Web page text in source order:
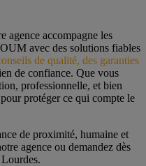
agence accompagne les
avec des solutions fiables
de qualité, des garanties
de confiance. Que vous
professionnelle, et bien
protéger ce qui compte le
de proximité, humaine et
agence ou demandez dès